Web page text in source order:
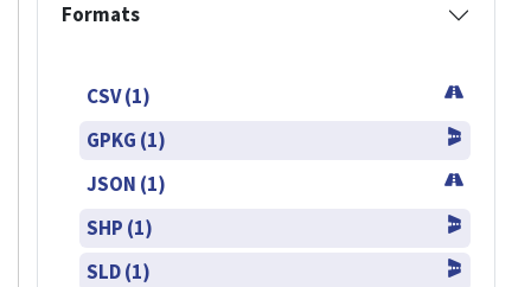
Formats
CSV (1)
GPKG (1)
JSON (1)
SHP (1)
SLD (1)